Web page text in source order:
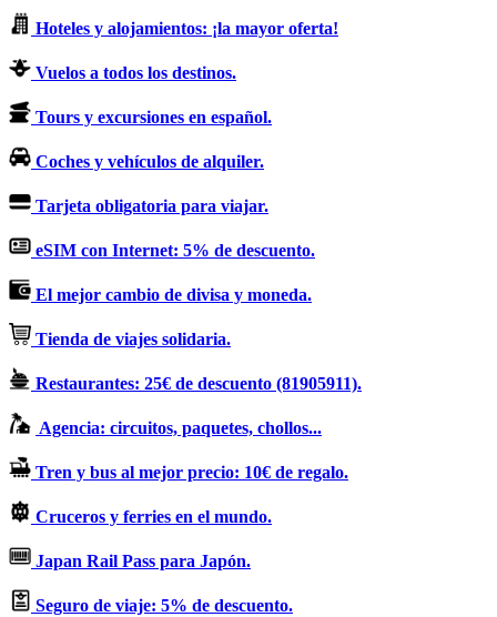
Hoteles y alojamientos: ¡la mayor oferta!
Vuelos a todos los destinos.
Tours y excursiones en español.
Coches y vehículos de alquiler.
Tarjeta obligatoria para viajar.
eSIM con Internet: 5% de descuento.
El mejor cambio de divisa y moneda.
Tienda de viajes solidaria.
Restaurantes: 25€ de descuento (81905911).
Agencia: circuitos, paquetes, chollos...
Tren y bus al mejor precio: 10€ de regalo.
Cruceros y ferries en el mundo.
Japan Rail Pass para Japón.
Seguro de viaje: 5% de descuento.